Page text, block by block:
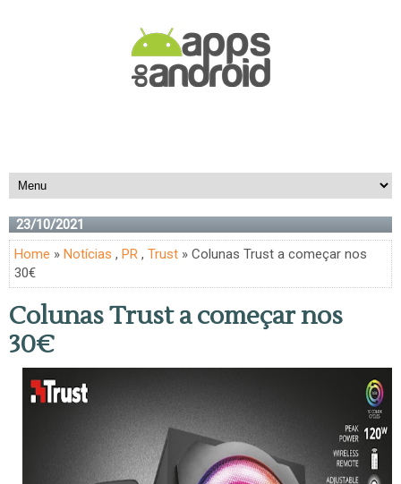
23/10/2021
Home » Notícias , PR , Trust » Colunas Trust a começar nos
30€
Colunas Trust a começar nos
30€